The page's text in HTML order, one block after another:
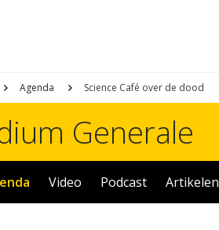
Agenda Science Café over de dood
Generale
Video Podcast Artikelen